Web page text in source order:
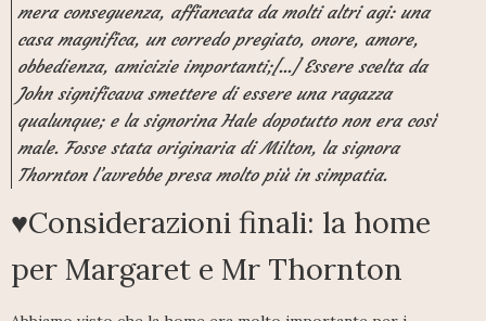
mera conseguenza, affiancata da molti altri agi: una
casa magnifica, un corredo pregiato, onore, amore,
obbedienza, amicizie importanti;[...] Essere scelta da
John significava smettere di essere una ragazza
qualunque; e la signorina Hale dopotutto non era così
male. Fosse stata originaria di Milton, la signora
Thornton l’avrebbe presa molto più in simpatia.
♥Considerazioni finali: la home
per Margaret e Mr Thornton